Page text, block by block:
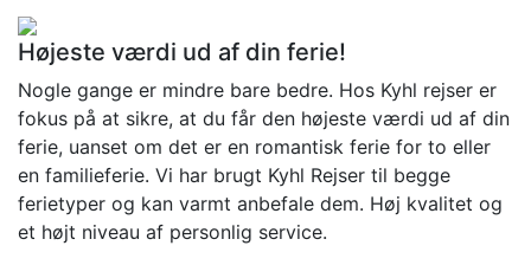
Højeste værdi ud af din ferie!
Nogle gange er mindre bare bedre. Hos Kyhl rejser er
fokus på at sikre, at du får den højeste værdi ud af din
ferie, uanset om det er en romantisk ferie for to eller
en familieferie. Vi har brugt Kyhl Rejser til begge
ferietyper og kan varmt anbefale dem. Høj kvalitet og
et højt niveau af personlig service.